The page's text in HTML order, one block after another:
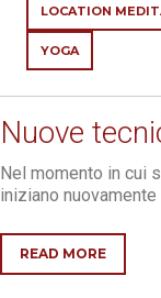
LOCATION
YOGA
Nuove
Nel momento in cui
iniziano
READ MORE